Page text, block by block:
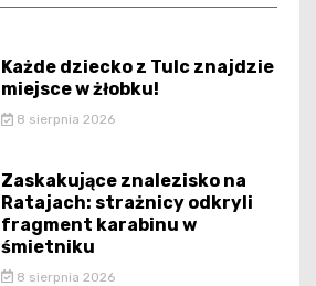
Każde dziecko z Tulc znajdzie
miejsce w żłobku!
8 sierpnia 2026
Zaskakujące znalezisko na
Ratajach: strażnicy odkryli
fragment karabinu w
śmietniku
8 sierpnia 2026